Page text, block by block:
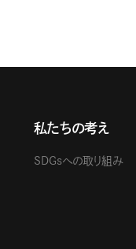
私たちの考え
SDGsへの取り組み